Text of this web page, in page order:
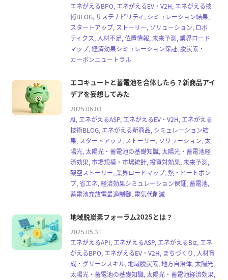
エネがえるBPO, エネがえるEV・V2H, エネがえる技
術BLOG, サステナビリティ, シミュレーション結果,
スタートアップ, ストーリー, ソリューション, ロボ
ティクス, 人材不足, 位置情報, 未来予測, 業界ロード
マップ, 経済効果シミュレーション保証, 脱炭素・
カーボンニュートラル
エコキュートと蓄電池を合体したら？新商品アイ
デアを妄想してみた
2025.06.03
AI, エネがえるASP, エネがえるEV・V2H, エネがえる
技術BLOG, エネがえる新商品, シミュレーション結
果, スタートアップ, ストーリー, ソリューション, 太
陽光, 太陽光・蓄電池の基礎知識, 太陽光・蓄電池経
済効果, 市場規模・市場統計, 投資対効果, 未来予測,
架空ストーリー, 業界ロードマップ, 熱・ヒートポン
プ, 省エネ, 経済効果シミュレーション保証, 蓄電池,
蓄電池充放電最適制御, 電気代削減
地域脱炭素フォーラム2025とは？
2025.05.31
エネがえるAPI, エネがえるASP, エネがえるBiz, エネ
がえるBPO, エネがえるEV・V2H, まちづくり, 人材育
成・グリーンスキル, 地域脱炭素, 地方自治体, 太陽光,
太陽光・蓄電池の基礎知識, 太陽光・蓄電池経済効果,